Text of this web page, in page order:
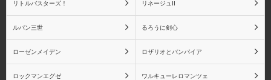
リトルバスターズ！ リネージュII
ルパン三世 るろうに剣心
ローゼンメイデン ロザリオとバンパイア
ロックマンエグゼ ワルキューレロマンツェ